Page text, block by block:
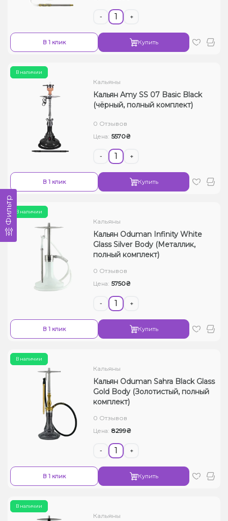
- +
В 1 клик Купить
В наличии
Кальяны
Кальян Amy SS 07 Basiс Black
(чёрный, полный комплект)
0 Отзывов
Цена: 5570₴
- +
В 1 клик Купить
В наличии
Кальяны
Кальян Oduman Infinity White
Glass Silver Body (Металлик,
полный комплект)
0 Отзывов
Цена: 5750₴
- +
В 1 клик Купить
В наличии
Кальяны
Кальян Oduman Sahra Black Glass
Gold Body (Золотистый, полный
комплект)
0 Отзывов
Цена: 8299₴
- +
В 1 клик Купить
В наличии
Кальяны
Фильтр